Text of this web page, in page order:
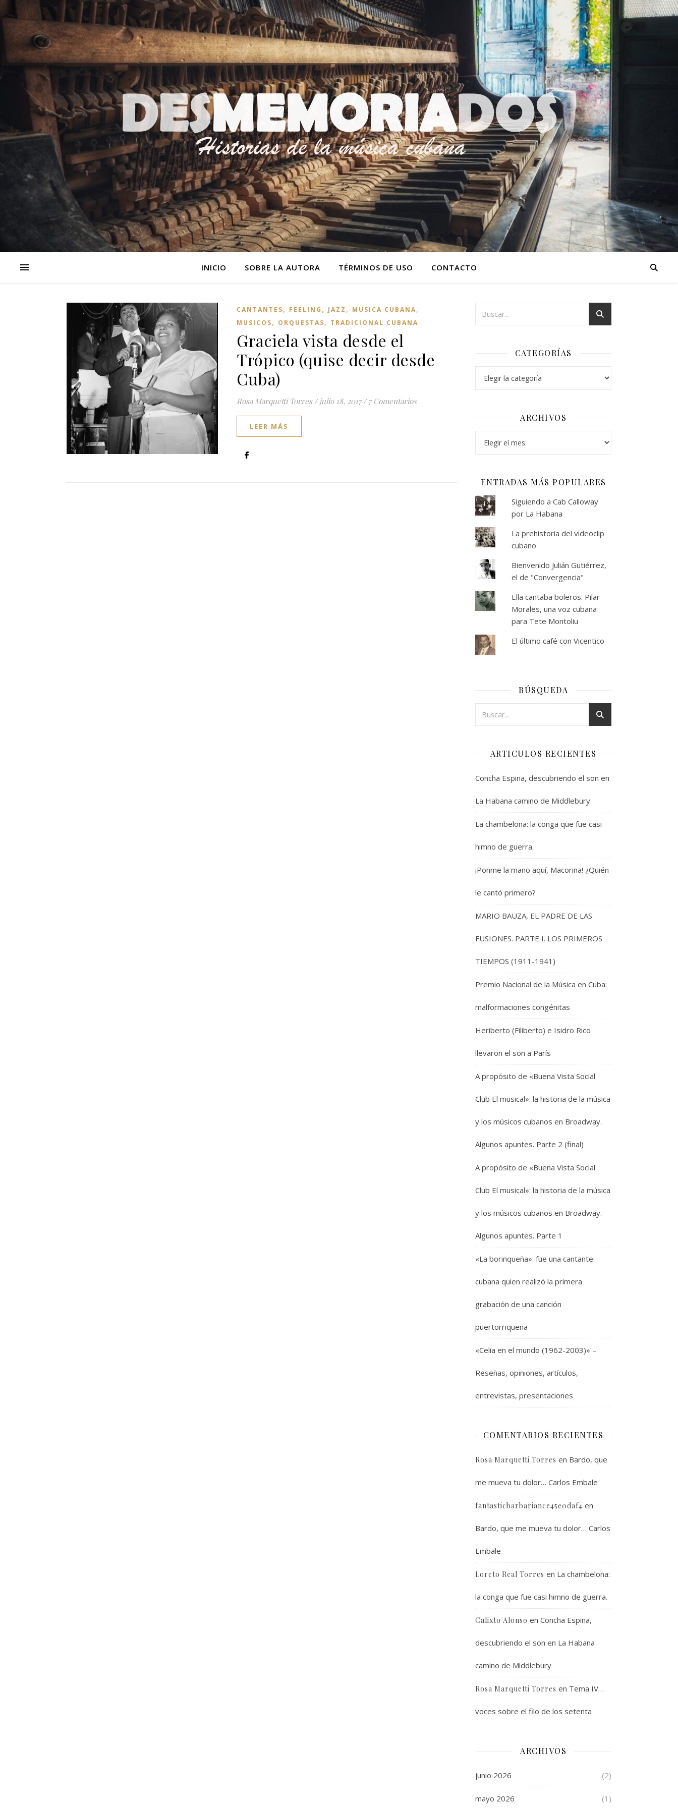
INICIO SOBRE LA AUTORA TÉRMINOS DE USO CONTACTO
CANTANTES, FEELING , JAZZ , MUSICA CUBANA,
MUSICOS, ORQUESTAS, TRADICIONAL CUBANA
Graciela vista desde el
Trópico (quise decir desde
Cuba)
Rosa Marquetti Torres / julio 18, 2017 / 7 Comentarios
LEER MÁS
CATEGORÍAS
ARCHIVOS
ENTRADAS MÁS POPULARES
Siguiendo a Cab Calloway
por La Habana
La prehistoria del videoclip
cubano
Bienvenido Julián Gutiérrez,
el de "Convergencia"
Ella cantaba boleros. Pilar
Morales, una voz cubana
para Tete Montoliu
El último café con Vicentico
BÚSQUEDA
ARTICULOS RECIENTES
Concha Espina, descubriendo el son en
La Habana camino de Middlebury
La chambelona: la conga que fue casi
himno de guerra.
¡Ponme la mano aquí, Macorina! ¿Quién
le cantó primero?
MARIO BAUZA, EL PADRE DE LAS
FUSIONES. PARTE I. LOS PRIMEROS
TIEMPOS (1911-1941)
Premio Nacional de la Música en Cuba:
malformaciones congénitas
Heriberto (Filiberto) e Isidro Rico
llevaron el son a París
A propósito de «Buena Vista Social
Club El musical»: la historia de la música
y los músicos cubanos en Broadway.
Algunos apuntes. Parte 2 (final)
A propósito de «Buena Vista Social
Club El musical»: la historia de la música
y los músicos cubanos en Broadway.
Algunos apuntes. Parte 1
«La borinqueña»: fue una cantante
cubana quien realizó la primera
grabación de una canción
puertorriqueña
«Celia en el mundo (1962-2003)» –
Reseñas, opiniones, artículos,
entrevistas, presentaciones
COMENTARIOS RECIENTES
Rosa Marquetti Torres en Bardo, que
me mueva tu dolor… Carlos Embale
fantasticbarbariance45e0daf4 en
Bardo, que me mueva tu dolor… Carlos
Embale
Loreto Real Torres en La chambelona:
la conga que fue casi himno de guerra.
Calixto Alonso en Concha Espina,
descubriendo el son en La Habana
camino de Middlebury
Rosa Marquetti Torres en Tema IV…
voces sobre el filo de los setenta
ARCHIVOS
junio 2026 (2)
mayo 2026 (1)